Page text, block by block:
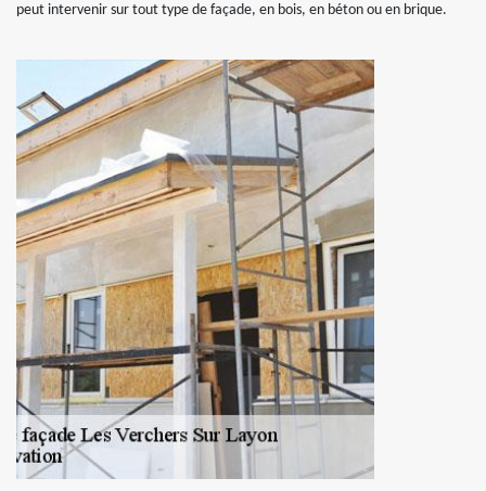
peut intervenir sur tout type de façade, en bois, en béton ou en brique.